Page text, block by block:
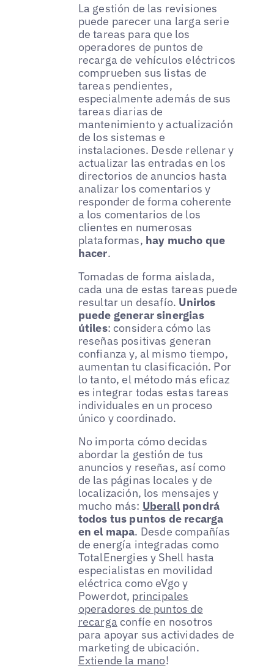
La gestión de las revisiones
puede parecer una larga serie
de tareas para que los
operadores de puntos de
recarga de vehículos eléctricos
comprueben sus listas de
tareas pendientes,
especialmente además de sus
tareas diarias de
mantenimiento y actualización
de los sistemas e
instalaciones. Desde rellenar y
actualizar las entradas en los
directorios de anuncios hasta
analizar los comentarios y
responder de forma coherente
a los comentarios de los
clientes en numerosas
plataformas, hay mucho que
hacer.
Tomadas de forma aislada,
cada una de estas tareas puede
resultar un desafío. Unirlos
puede generar sinergias
útiles: considera cómo las
reseñas positivas generan
confianza y, al mismo tiempo,
aumentan tu clasificación. Por
lo tanto, el método más eficaz
es integrar todas estas tareas
individuales en un proceso
único y coordinado.
No importa cómo decidas
abordar la gestión de tus
anuncios y reseñas, así como
de las páginas locales y de
localización, los mensajes y
mucho más: Uberallpondrá
todos tus puntos de recarga
en el mapa. Desde compañías
de energía integradas como
TotalEnergies y Shell hasta
especialistas en movilidad
eléctrica como eVgo y
Powerdot, principales
operadores de puntos de
recarga confíe en nosotros
para apoyar sus actividades de
marketing de ubicación.
Extiende la mano!